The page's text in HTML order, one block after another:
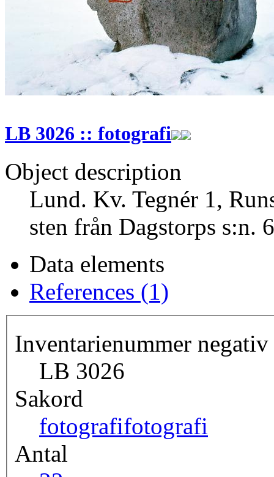
LB 3026 :: fotografi
Object description
Lund. Kv. Tegnér 1,
sten från Dagstorps s:n.
Data elements
References (1)
Inventarienummer negativ
LB 3026
Sakord
fotografifotografi
Antal